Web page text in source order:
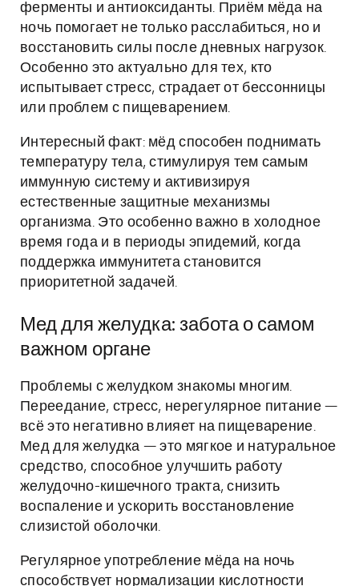
ферменты и антиоксиданты. Приём мёда на
ночь помогает не только расслабиться, но и
восстановить силы после дневных нагрузок.
Особенно это актуально для тех, кто
испытывает стресс, страдает от бессонницы
или проблем с пищеварением.
Интересный факт: мёд способен поднимать
температуру тела, стимулируя тем самым
иммунную систему и активизируя
естественные защитные механизмы
организма. Это особенно важно в холодное
время года и в периоды эпидемий, когда
поддержка иммунитета становится
приоритетной задачей.
Мед для желудка: забота о самом
важном органе
Проблемы с желудком знакомы многим.
Переедание, стресс, нерегулярное питание —
всё это негативно влияет на пищеварение.
Мед для желудка — это мягкое и натуральное
средство, способное улучшить работу
желудочно-кишечного тракта, снизить
воспаление и ускорить восстановление
слизистой оболочки.
Регулярное употребление мёда на ночь
способствует нормализации кислотности